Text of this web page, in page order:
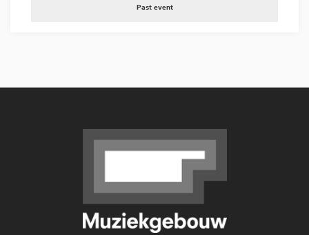
Past event